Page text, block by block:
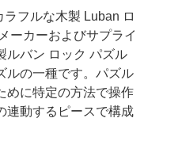
フルな木製 Luban ロ
ーカーおよびサプライ
ルバン ロック パズル
ルの一種です。パズル
めに特定の方法で操作
連動するピースで構成